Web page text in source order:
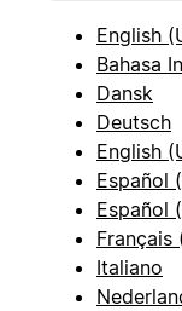
English
Bahasa
Dansk
Deutsch
English
Español
Español
Français
Italiano